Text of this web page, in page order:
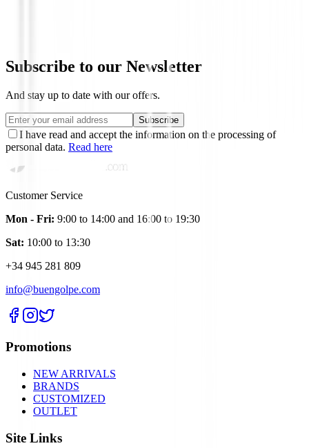
Subscribe to our Newsletter
And stay up to date with our offers.
Subscribe
I have read and accept the information on the processing of
personal data. Read here
Customer Service
Mon - Fri: 9:00 to 14:00 and 16:00 to 19:30
Sat: 10:00 to 13:30
+34 945 281 809
info@buengolpe.com
Promotions
NEW ARRIVALS
BRANDS
CUSTOMIZED
OUTLET
Site Links